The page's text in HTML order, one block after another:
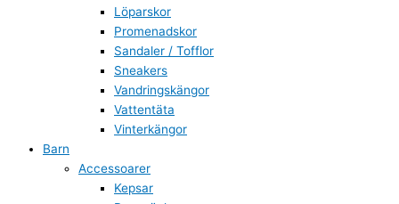
Löparskor
Promenadskor
Sandaler / Tofflor
Sneakers
Vandringskängor
Vattentäta
Vinterkängor
Barn
Accessoarer
Kepsar